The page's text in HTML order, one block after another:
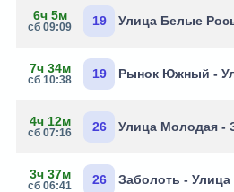
6ч 5м
сб 09:09 19 Улица Белые
7ч 34м
сб 10:38 19 Рынок Южный -
4ч 12м
сб 07:16 26 Улица Молодая -
3ч 37м
сб 06:41 26 Заболоть -